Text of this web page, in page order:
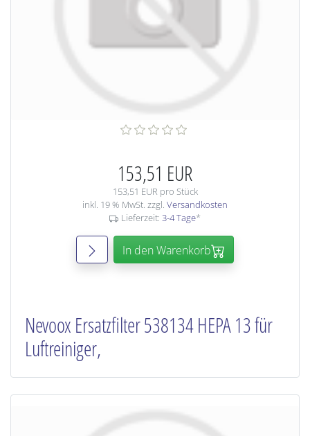
153,51 EUR
153,51 EUR pro Stück
inkl. 19 % MwSt. zzgl. Versandkosten
Lieferzeit: 3-4 Tage*
In den Warenkorb
Nevoox Ersatzfilter 538134 HEPA 13 für
Luftreiniger,